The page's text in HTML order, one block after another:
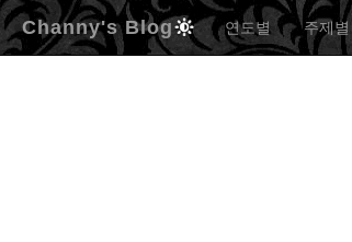
Channy's Blog 연도별 주제별